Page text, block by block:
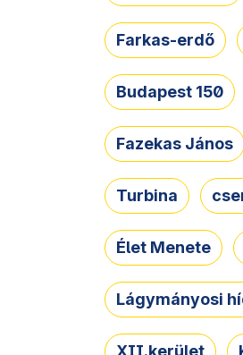
Farkas-erdő
Budapest 150
Fazekas János
Turbina
Élet Menete
Lágymányosi
XII.kerület